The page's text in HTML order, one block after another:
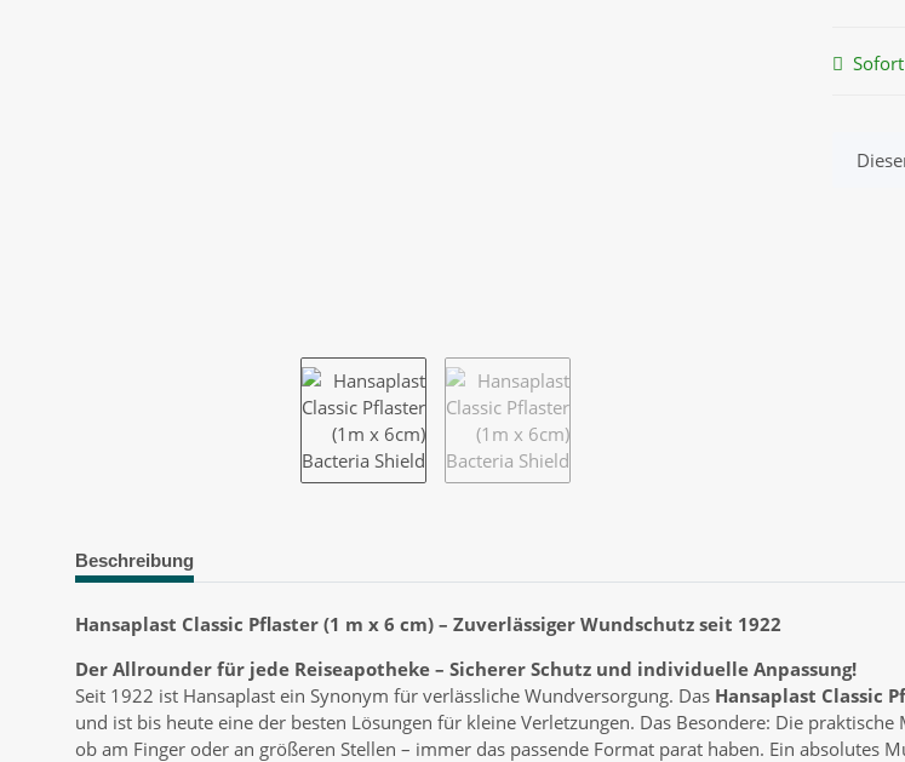
x
Beschreibung
Hansaplast Classic Pflaster (1 m x 6 cm) – Zuverlässiger Wundschutz seit 1922
Der Allrounder für jede Reiseapotheke – Sicherer Schutz und individuelle Anpassung!
Seit 1922 ist Hansaplast ein Synonym für verlässliche Wundversorgung. Das Hansaplast Classic
und ist bis heute eine der besten Lösungen für kleine Verletzungen. Das Besondere: Die praktische
ob am Finger oder an größeren Stellen – immer das passende Format parat haben. Ein absolutes